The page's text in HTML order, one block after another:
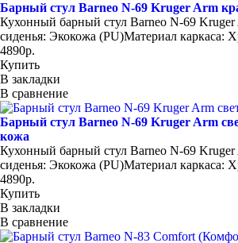
Барный стул Barneo N-69 Kruger Arm
Кухонный барный стул Barneo N-69
сиденья: Экокожа (PU)Материал каркаса:
4890р.
Купить
В закладки
В сравнение
Барный стул Barneo N-69 Kruger Arm
кожа
Кухонный барный стул Barneo N-69
сиденья: Экокожа (PU)Материал каркаса:
4890р.
Купить
В закладки
В сравнение